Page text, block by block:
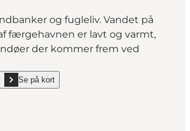
og fugleliv. Vandet på
færgehavnen er lavt og varmt,
der kommer frem ved
Strand"
Se på kort
show Ahl Strand on_map